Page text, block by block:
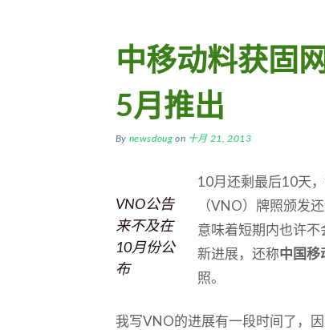
中移动料获固
5月推出
By newsdoug on 十月 21, 2013
VNO公告
来不及在
10月份公
布
10月还剩最后10天
（VNO）牌照颁发
意味着短期内也许
新进展，还称中国移
照。
我写VNO的进展有一段时间了，